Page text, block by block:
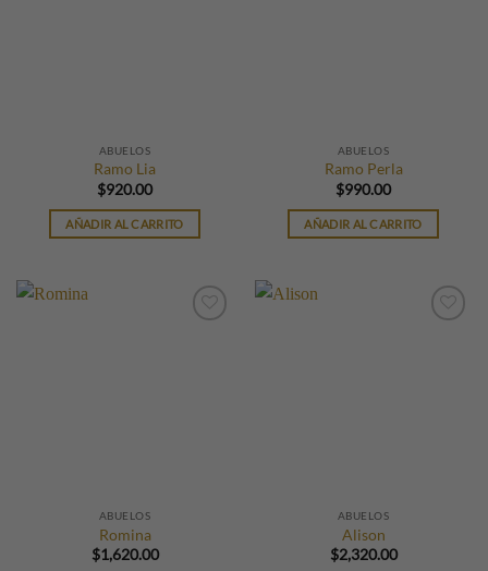
ABUELOS
Ramo Lia
$920.00
AÑADIR AL CARRITO
ABUELOS
Ramo Perla
$990.00
AÑADIR AL CARRITO
ABUELOS
Romina
$1,620.00
ABUELOS
Alison
$2,320.00